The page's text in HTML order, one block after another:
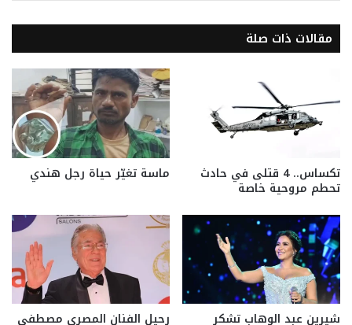
مقالات ذات صلة
تكساس.. 4 قتلى في حادث
تحطم مروحية خاصة
ماسة تغيّر حياة رجل هندي
شيرين عبد الوهاب تشكر رحيل الفنان المصري مصطفى